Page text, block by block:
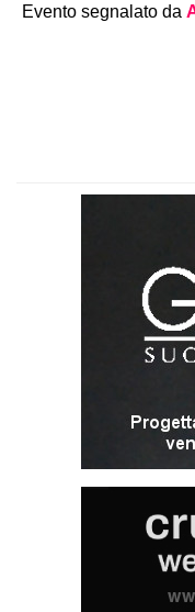
Evento segnalato da